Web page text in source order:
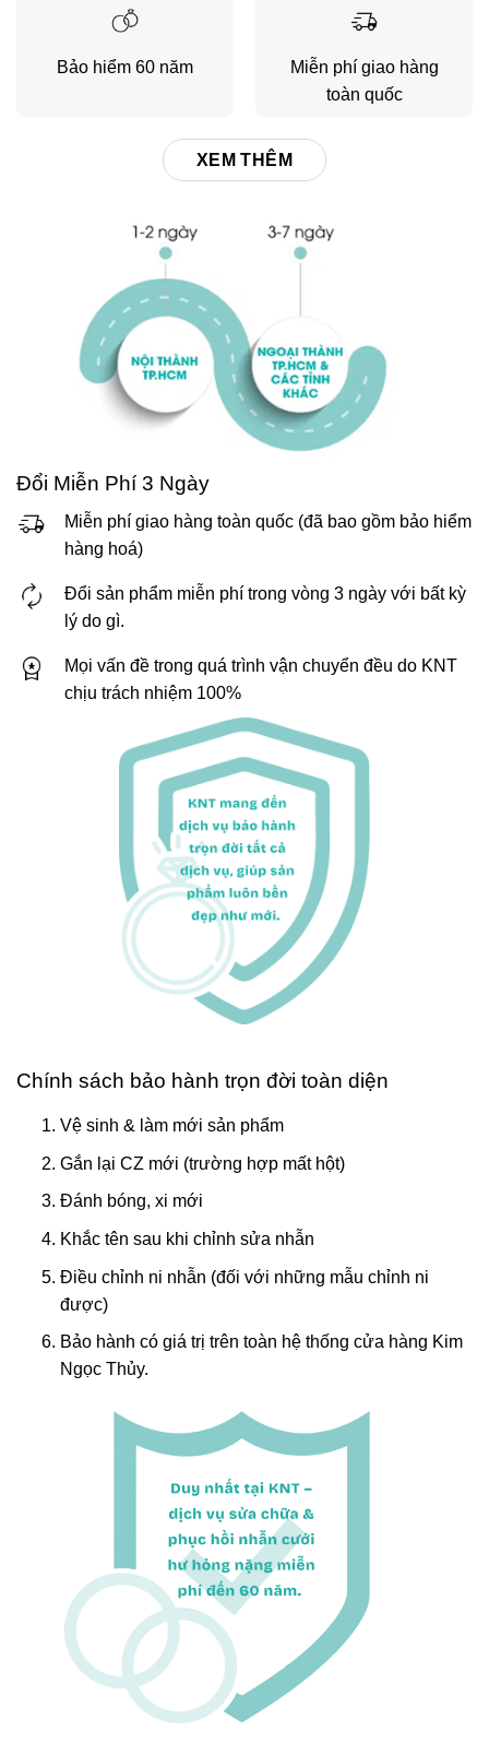
Bảo hiểm 60 năm
Miễn phí giao hàng
toàn quốc
XEM THÊM
Đổi Miễn Phí 3 Ngày
Miễn phí giao hàng toàn quốc (đã bao gồm bảo hiểm
hàng hoá)
Đổi sản phẩm miễn phí trong vòng 3 ngày với bất kỳ
lý do gì.
Mọi vấn đề trong quá trình vận chuyển đều do KNT
chịu trách nhiệm 100%
Chính sách bảo hành trọn đời toàn diện
Vệ sinh & làm mới sản phẩm
Gắn lại CZ mới (trường hợp mất hột)
Đánh bóng, xi mới
Khắc tên sau khi chỉnh sửa nhẫn
Điều chỉnh ni nhẫn (đối với những mẫu chỉnh ni
được)
Bảo hành có giá trị trên toàn hệ thống cửa hàng Kim
Ngọc Thủy.